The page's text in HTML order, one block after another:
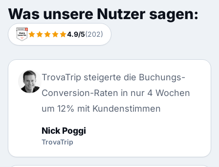
Was unsere Nutzer sagen:
4.9/5(202)
TrovaTrip steigerte die Buchungs-
Conversion-Raten in nur 4 Wochen
um 12% mit Kundenstimmen
Nick Poggi
TrovaTrip